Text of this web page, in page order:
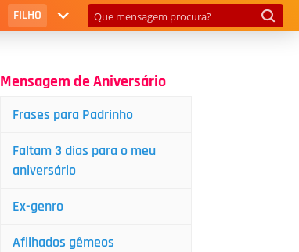
FILHO
Mensagem de Aniversário
Frases para Padrinho
Faltam 3 dias para o meu
aniversário
Ex-genro
Afilhados gêmeos